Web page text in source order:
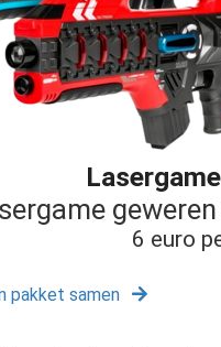
6 euro
pakket samen